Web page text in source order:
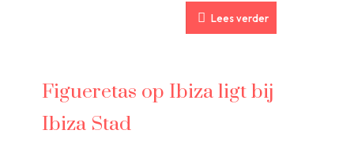
Lees verder
Figueretas op Ibiza ligt bij
Ibiza Stad